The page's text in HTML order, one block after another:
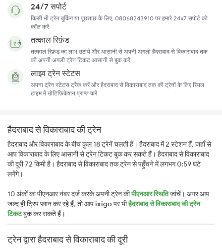
24/7 सपोर्ट
किसी भी ट्रेन बुकिंग या पूछताछ के लिए, 08068243910 पर हमारे 24x7 सपोर्ट को
कॉल करें
तत्काल रिफ़ंड
तत्काल रिफ़ंड का लाभ उठायें और आसानी से अपनी अगली हैदराबाद से विकाराबाद तक
की अपनी अगली ट्रेन टिकट आसानी से बुक करें
लाइव ट्रेन स्टेटस
अपना ट्रेन स्टेटस ट्रैक करें और हैदराबाद से विकाराबाद तक की ट्रेनों के लिए रियल
टाइम में नोटिफ़िकेशन प्राप्त करें
हैदराबाद से विकाराबाद की ट्रेन
हैदराबाद और विकाराबाद के बीच कुल 18 ट्रेनें चलती हैं। हैदराबाद में 2 स्टेशन हैं, जहाँ से
आप विकाराबाद के लिए आसानी से ट्रेन टिकट बुक कर सकते हैं। हैदराबाद से विकाराबाद
की दूरी 72 किमी है। हैदराबाद से विकाराबाद तक ट्रेन से पहुँचने में लगभग 0:59 घंटे
लगेंगे।
10 अंकों का पीएनआर नंबर दर्ज करके अपनी ट्रेन कीपीएनआर स्थितिजांचें। अगर आप
जल्द ही ट्रिप प्लान कर रहे हैं, तो आपixigoपर भीहैदराबाद से विकाराबाद की ट्रेन
टिकटबुक कर सकते हैं।
ट्रेन द्वारा हैदराबाद से विकाराबाद की दूरी